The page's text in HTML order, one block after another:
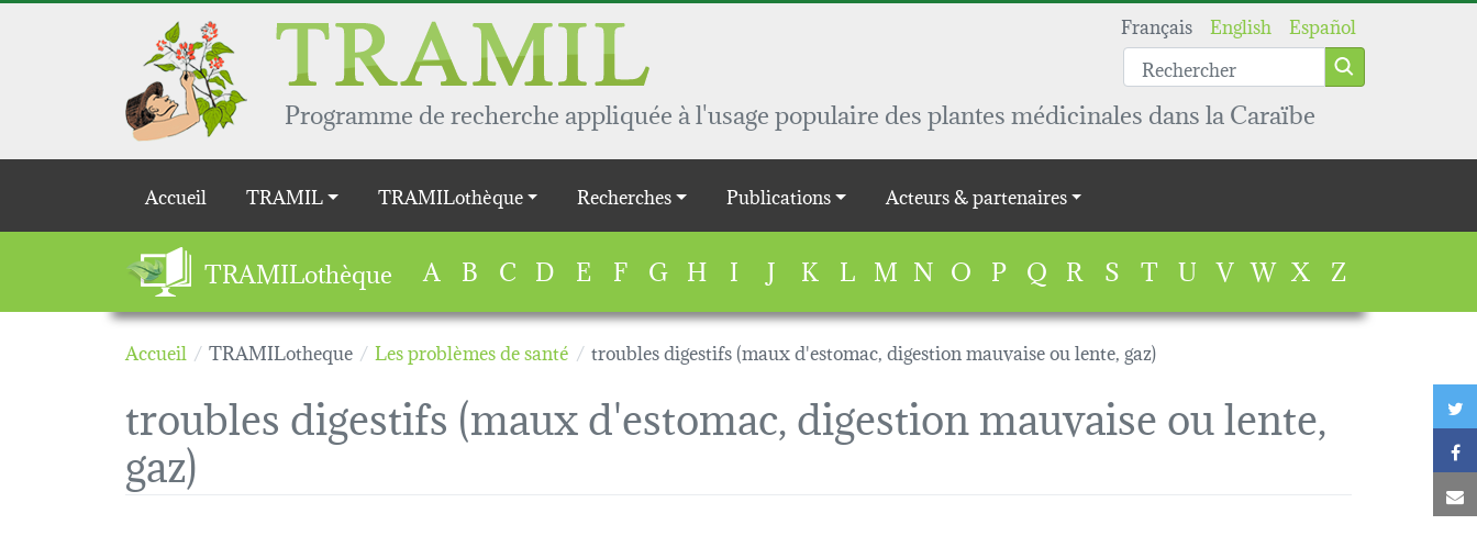
Aller au contenu principal
Programme de recherche appliquée à l'usage populaire des plantes médicinales dans la Caraïbe
Français English Español
Main navigation
Accueil TRAMIL TRAMILothèque Recherches Publications Acteurs & partenaires
TRAMILothèque A B C D E F G H I J K L M N O P Q R S T U V W X Z
Accueil TRAMILotheque Les problèmes de santé troubles digestifs (maux d'estomac, digestion mauvaise ou lente, gaz)
troubles digestifs (maux d'estomac, digestion mauvaise ou lente,
gaz)